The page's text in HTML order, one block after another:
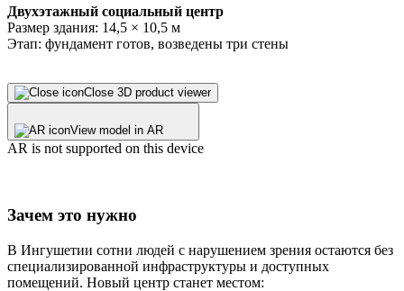
Двухэтажный социальный центр
Размер здания: 14,5 × 10,5 м
Этап: фундамент готов, возведены три стены
Close 3D product viewer
View model in AR
AR is not supported on this device
Зачем это нужно
В Ингушетии сотни людей с нарушением зрения остаются без
специализированной инфраструктуры и доступных
помещений. Новый центр станет местом: